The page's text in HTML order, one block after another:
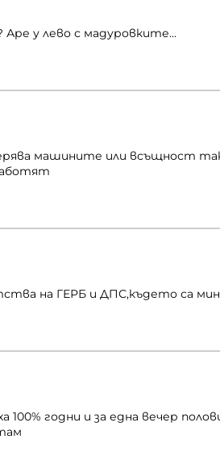
Аре у лево с мадуровките...
машините или всъщност
на ГЕРБ и ДПС,където са
100% годни и за една вечер